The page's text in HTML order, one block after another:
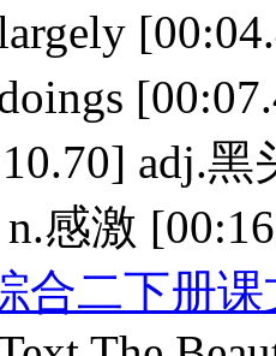
adj.
感激
合二下册课